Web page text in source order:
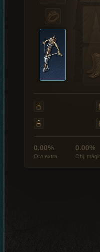
0.00%
Oro extra
0.00%
Obj.